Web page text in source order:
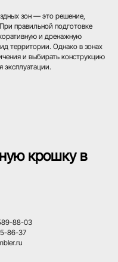
зон — это решение,
правильной подготовке
и дренажную
территории. Однако в зонах
и выбирать конструкцию
эксплуатации.
крошку в
88-03
86-37